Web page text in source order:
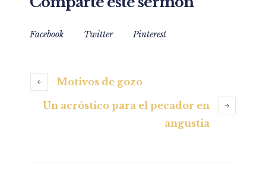
Facebook Twitter Pinterest
Motivos de gozo
Un acróstico para el pecador en
angustia